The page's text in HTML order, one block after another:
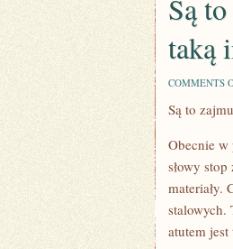
Są
taką
COMMENTS
Są to
Obecnie w
słowy
materiały.
stalowych.
atutem